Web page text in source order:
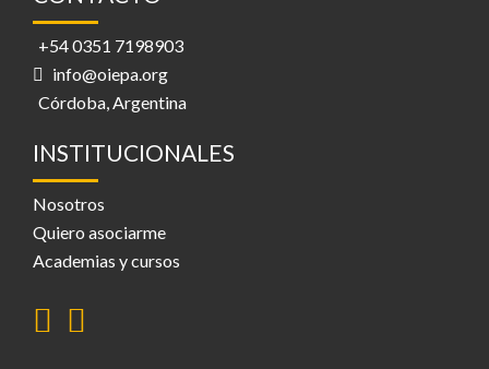
+54 0351 7198903
info@oiepa.org
Córdoba, Argentina
INSTITUCIONALES
Nosotros
Quiero asociarme
Academias y cursos